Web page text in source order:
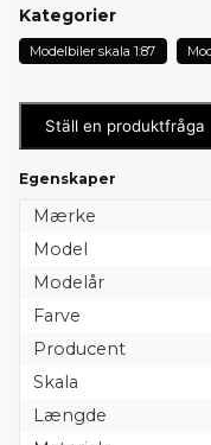
Kategorier
Modelbiler skala 1:87
Ställ en produktfråga
Egenskaper
Mærke
Model
Modelår
Farve
Producent
Skala
Længde